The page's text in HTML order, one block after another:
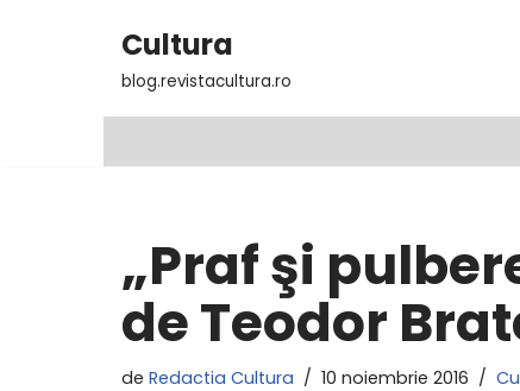
Cultura
blog.revistacultura.ro
„Praf şi
de Teodor
de Redactia Cultura 10 noiembrie 2016